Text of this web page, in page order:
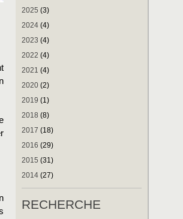
2025 (3)
2024 (4)
2023 (4)
2022 (4)
2021 (4)
2020 (2)
2019 (1)
2018 (8)
2017 (18)
2016 (29)
2015 (31)
2014 (27)
RECHERCHE